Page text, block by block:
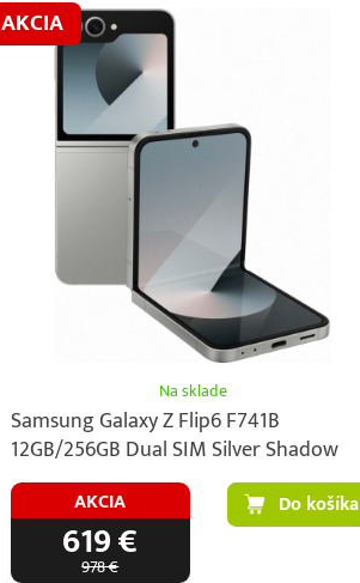
AKCIA
Na sklade
Samsung Galaxy Z Flip6 F741B
12GB/256GB Dual SIM Silver Shadow
AKCIA
619 €
978 €
Do košíka